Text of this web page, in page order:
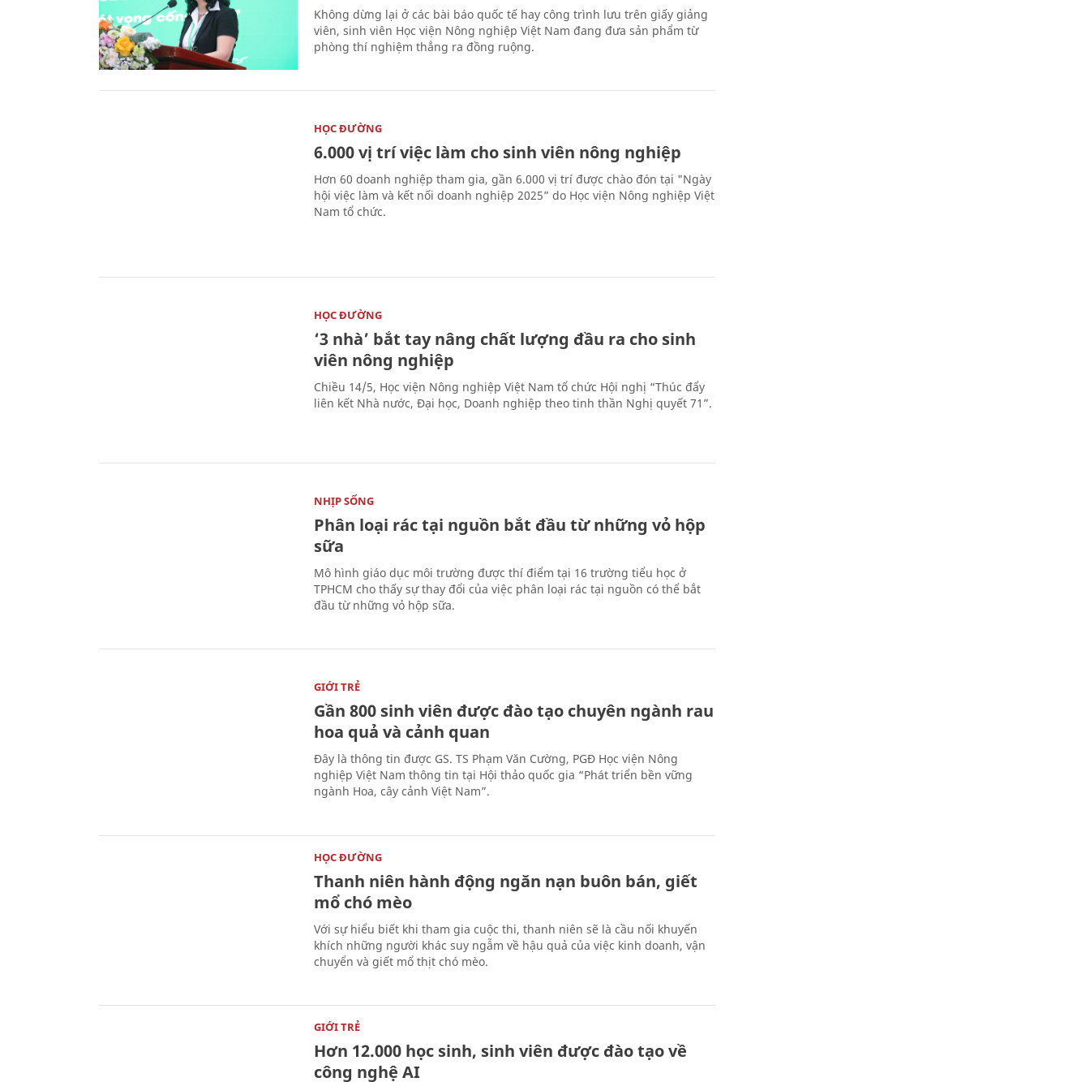
Không dừng lại ở các bài báo quốc tế hay công trình lưu trên giấy giảng
viên, sinh viên Học viện Nông nghiệp Việt Nam đang đưa sản phẩm từ
phòng thí nghiệm thẳng ra đồng ruộng.
HỌC ĐƯỜNG
6.000 vị trí việc làm cho sinh viên nông nghiệp
Hơn 60 doanh nghiệp tham gia, gần 6.000 vị trí được chào đón tại "Ngày
hội việc làm và kết nối doanh nghiệp 2025” do Học viện Nông nghiệp Việt
Nam tổ chức.
HỌC ĐƯỜNG
‘3 nhà’ bắt tay nâng chất lượng đầu ra cho sinh
viên nông nghiệp
Chiều 14/5, Học viện Nông nghiệp Việt Nam tổ chức Hội nghị “Thúc đẩy
liên kết Nhà nước, Đại học, Doanh nghiệp theo tinh thần Nghị quyết 71”.
NHỊP SỐNG
Phân loại rác tại nguồn bắt đầu từ những vỏ hộp
sữa
Mô hình giáo dục môi trường được thí điểm tại 16 trường tiểu học ở
TPHCM cho thấy sự thay đổi của việc phân loại rác tại nguồn có thể bắt
đầu từ những vỏ hộp sữa.
GIỚI TRẺ
Gần 800 sinh viên được đào tạo chuyên ngành rau
hoa quả và cảnh quan
Đây là thông tin được GS. TS Phạm Văn Cường, PGĐ Học viện Nông
nghiệp Việt Nam thông tin tại Hội thảo quốc gia “Phát triển bền vững
ngành Hoa, cây cảnh Việt Nam”.
HỌC ĐƯỜNG
Thanh niên hành động ngăn nạn buôn bán, giết
mổ chó mèo
Với sự hiểu biết khi tham gia cuộc thi, thanh niên sẽ là cầu nối khuyến
khích những người khác suy ngẫm về hậu quả của việc kinh doanh, vận
chuyển và giết mổ thịt chó mèo.
GIỚI TRẺ
Hơn 12.000 học sinh, sinh viên được đào tạo về
công nghệ AI